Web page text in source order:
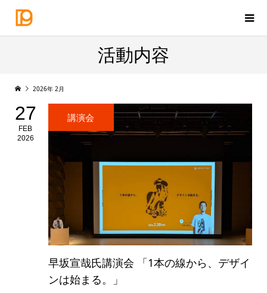
活動内容
2026年 2月
27
FEB
2026
講演会
早坂宣哉氏講演会 「1本の線から、デザイ
ンは始まる。」